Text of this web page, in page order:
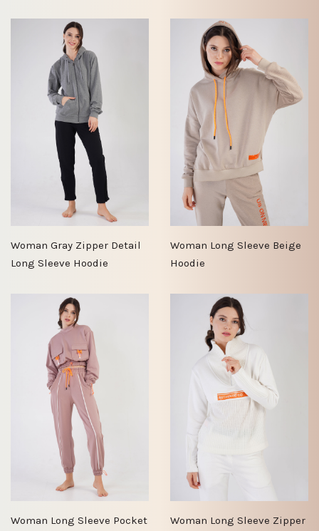
Woman Gray Zipper Detail
Long Sleeve Hoodie
Woman Long Sleeve Beige
Hoodie
Woman Long Sleeve Pocket
Woman Long Sleeve Zipper